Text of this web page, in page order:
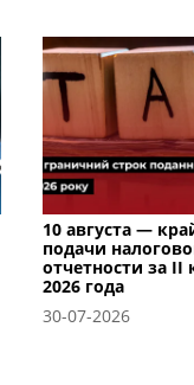
10 августа —
подачи
отчетности за II
2026 года
30-07-2026